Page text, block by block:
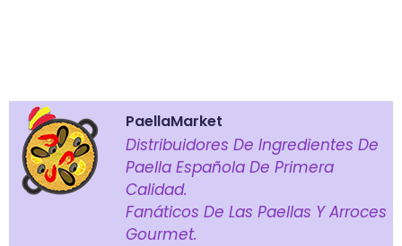
PaellaMarket
Distribuidores De Ingredientes De
Paella Española De Primera
Calidad.
Fanáticos De Las Paellas Y Arroces
Gourmet.